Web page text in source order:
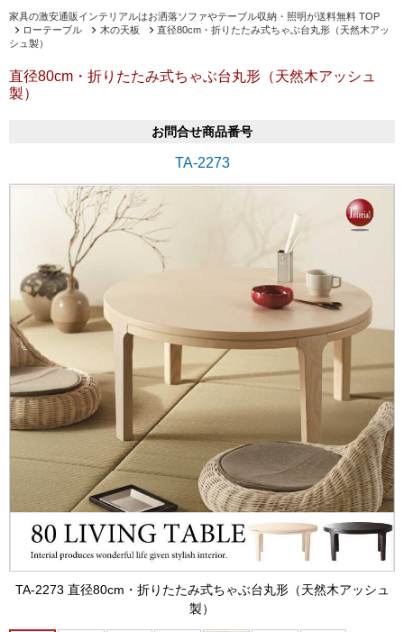
家具の激安通販インテリアルはお洒落ソファやテーブル収納・照明が送料無料 TOP
ローテーブル
木の天板
直径80cm・折りたたみ式ちゃぶ台丸形（天然木アッ
シュ製）
直径80cm・折りたたみ式ちゃぶ台丸形（天然木アッシュ
製）
お問合せ商品番号
TA-2273
TA-2273 直径80cm・折りたたみ式ちゃぶ台丸形（天然木アッシュ
製）